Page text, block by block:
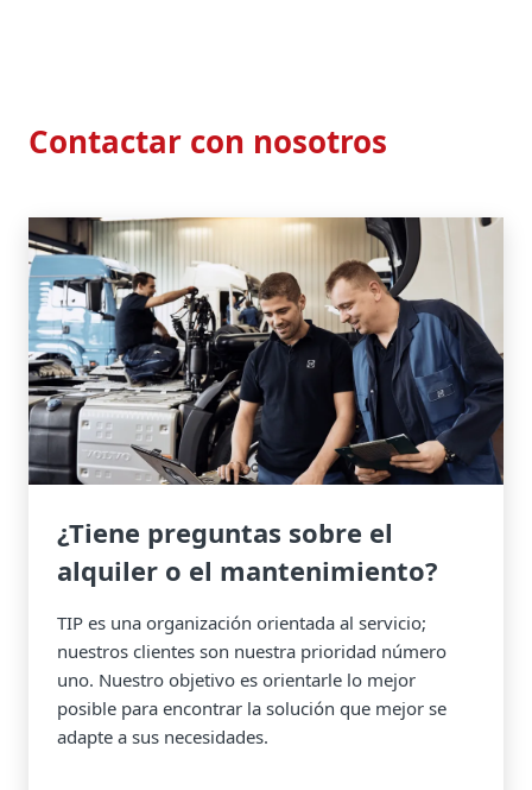
Contactar con nosotros
¿Tiene preguntas sobre el
alquiler o el mantenimiento?
TIP es una organización orientada al servicio;
nuestros clientes son nuestra prioridad número
uno. Nuestro objetivo es orientarle lo mejor
posible para encontrar la solución que mejor se
adapte a sus necesidades.